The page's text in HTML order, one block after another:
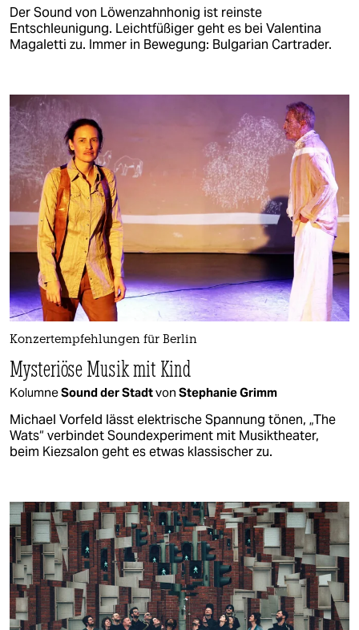
Der Sound von Löwenzahnhonig ist reinste
Entschleunigung. Leichtfüßiger geht es bei Valentina
Magaletti zu. Immer in Bewegung: Bulgarian Cartrader.
Konzertempfehlungen für Berlin
Mysteriöse Musik mit Kind
KolumneSound der Stadtvon Stephanie Grimm
Michael Vorfeld lässt elektrische Spannung tönen, „The
Wats“ verbindet Soundexperiment mit Musiktheater,
beim Kiezsalon geht es etwas klassischer zu.